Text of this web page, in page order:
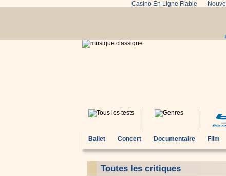
Casino En Ligne Fiable
Ballet Concert Documentaire Film
Toutes les critiques